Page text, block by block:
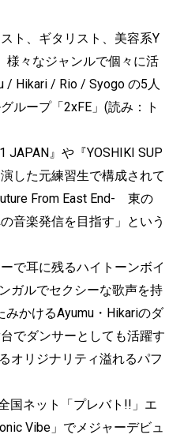
ト、ギタリスト、美容系Y
様々なジャンルで個々に活
/ Hikari / Rio / Syogo の5人
ループ「2xFE」(読み：ト
JAPAN』や『YOSHIKI SUP
演した元練習生で構成されて
From East End- 東の
音楽発信を目指す」という
で耳に残るハイトーンボイ
ガルでセクシーな歌声を持
かけるAyumu・Hikariのダ
でダンサーとしても活躍す
オリジナリティ溢れるパフ
国ネット「プレバト!!」エ
Vibe」でメジャーデビュ